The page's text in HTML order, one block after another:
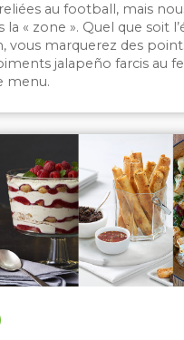
au football, mais
« zone ». Quel que soit
vous marquerez des
jalapeño farcis au
menu.